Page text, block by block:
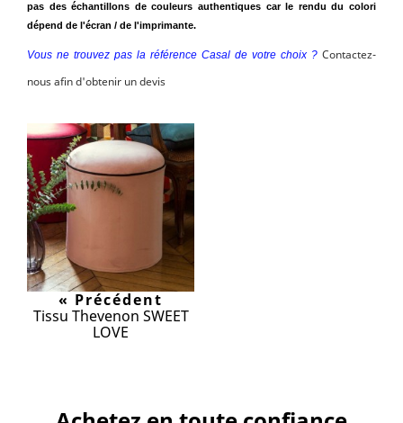
pas des échantillons de couleurs authentiques car le rendu du colori
dépend de l'écran / de l'imprimante.
Vous ne trouvez pas la référence Casal de votre choix ? Contactez-
nous afin d'obtenir un devis
« Précédent
Tissu Thevenon SWEET
LOVE